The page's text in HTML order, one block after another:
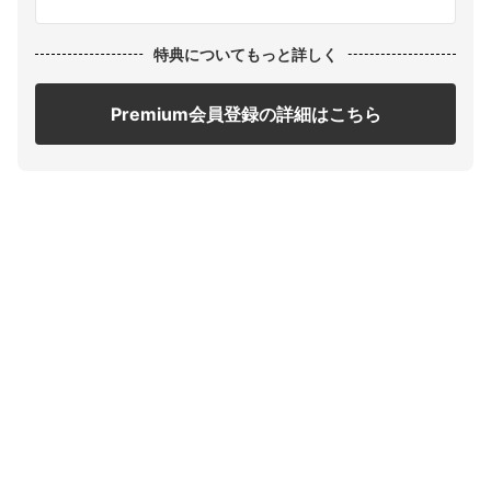
特典についてもっと詳しく
Premium会員登録の詳細はこちら